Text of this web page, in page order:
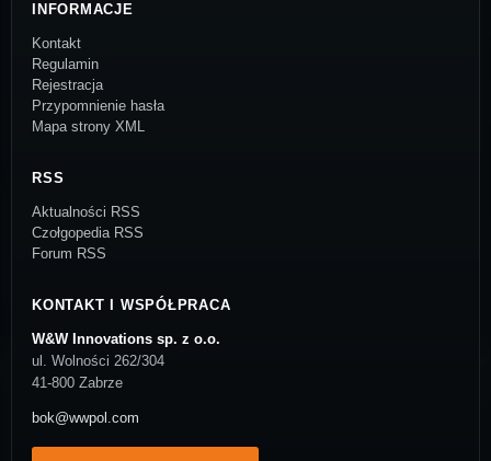
INFORMACJE
Kontakt
Regulamin
Rejestracja
Przypomnienie hasła
Mapa strony XML
RSS
Aktualności RSS
Czołgopedia RSS
Forum RSS
KONTAKT I WSPÓŁPRACA
W&W Innovations sp. z o.o.
ul. Wolności 262/304
41-800 Zabrze
bok@wwpol.com